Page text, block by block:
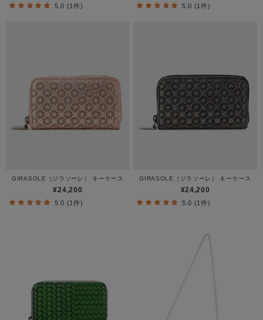
5.0 (1件) 5.0 (1件)
GIRASOLE（ジラソーレ） キーケース
¥24,200
5.0 (1件)
GIRASOLE（ジラソーレ） キーケース
¥24,200
5.0 (1件)